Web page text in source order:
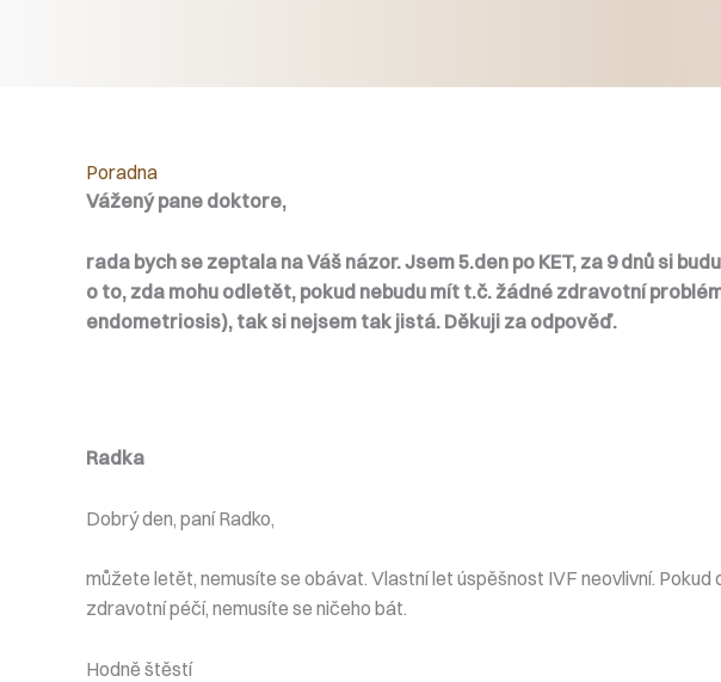
Poradna
Vážený pane doktore,
rada bych se zeptala na Váš názor. Jsem 5.den po KET, za 9 dnů si
o to, zda mohu odletět, pokud nebudu mít t.č. žádné zdravotní
endometriosis), tak si nejsem tak jistá. Děkuji za odpověď.
Radka
Dobrý den, paní Radko,
můžete letět, nemusíte se obávat. Vlastní let úspěšnost IVF neovlivní.
zdravotní péčí, nemusíte se ničeho bát.
Hodně štěstí